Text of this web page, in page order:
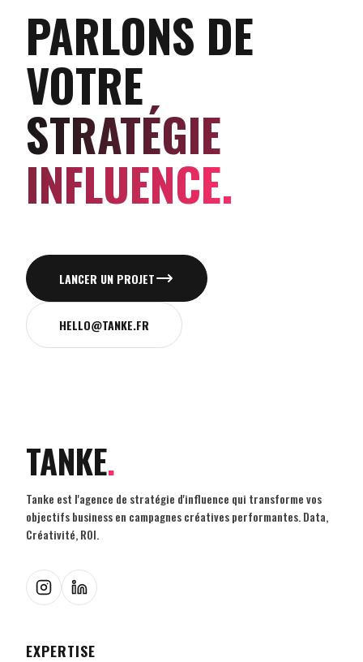
PARLONS DE
VOTRE
STRATÉGIE
INFLUENCE.
LANCER UN PROJET
HELLO@TANKE.FR
TANKE.
Tanke est l'agence de stratégie d'influence qui transforme vos
objectifs business en campagnes créatives performantes. Data,
Créativité, ROI.
EXPERTISE